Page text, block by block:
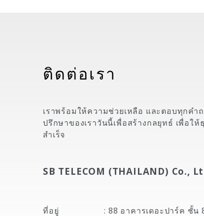
ติดต่อเรา
เราพร้อมให้ความช่วยเหลือ และตอบทุกคำ
ปรึกษาของเราวันนี้เพื่อสร้างกลยุทธ์ เพื่อใ
สำเร็จ
SB TELECOM (THAILAND) Co.,
ที่อยู่ : 88 อาคารเดอะปาร์ค ชั้น